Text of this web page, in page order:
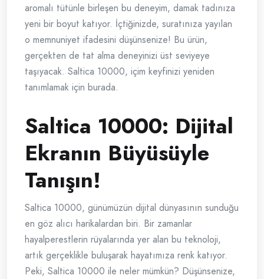
aromalı tütünle birleşen bu deneyim, damak tadınıza
yeni bir boyut katıyor. İçtiğinizde, suratınıza yayılan
o memnuniyet ifadesini düşünsenize! Bu ürün,
gerçekten de tat alma deneyinizi üst seviyeye
taşıyacak. Saltica 10000, içim keyfinizi yeniden
tanımlamak için burada.
Saltica 10000: Dijital
Ekranın Büyüsüyle
Tanışın!
Saltica 10000, günümüzün dijital dünyasının sunduğu
en göz alıcı harikalardan biri. Bir zamanlar
hayalperestlerin rüyalarında yer alan bu teknoloji,
artık gerçeklikle buluşarak hayatımıza renk katıyor.
Peki, Saltica 10000 ile neler mümkün? Düşünsenize,